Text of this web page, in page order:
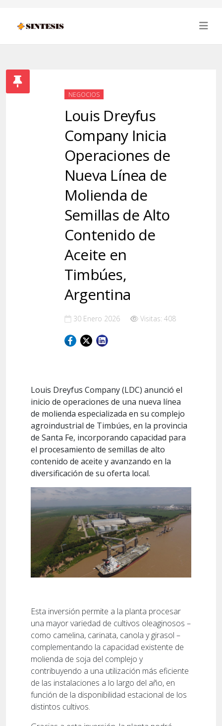
NEGOCIOS
Louis Dreyfus
Company Inicia
Operaciones de
Nueva Línea de
Molienda de
Semillas de Alto
Contenido de
Aceite en
Timbúes,
Argentina
30 Enero 2026 Visitas: 408
Louis Dreyfus Company (LDC) anunció el
inicio de operaciones de una nueva línea
de molienda especializada en su complejo
agroindustrial de Timbúes, en la provincia
de Santa Fe, incorporando capacidad para
el procesamiento de semillas de alto
contenido de aceite y avanzando en la
diversificación de su oferta local.
Esta inversión permite a la planta procesar
una mayor variedad de cultivos oleaginosos –
como camelina, carinata, canola y girasol –
complementando la capacidad existente de
molienda de soja del complejo y
contribuyendo a una utilización más eficiente
de las instalaciones a lo largo del año, en
función de la disponibilidad estacional de los
distintos cultivos.